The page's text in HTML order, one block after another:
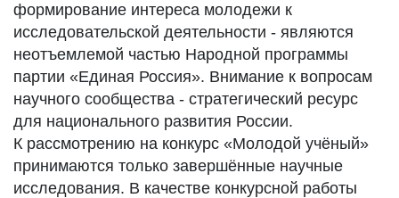
формирование интереса молодежи к
исследовательской деятельности - являются
неотъемлемой частью Народной программы
партии «Единая Россия». Внимание к вопросам
научного сообщества - стратегический ресурс
для национального развития России.
К рассмотрению на конкурс «Молодой учёный»
принимаются только завершённые научные
исследования. В качестве конкурсной работы